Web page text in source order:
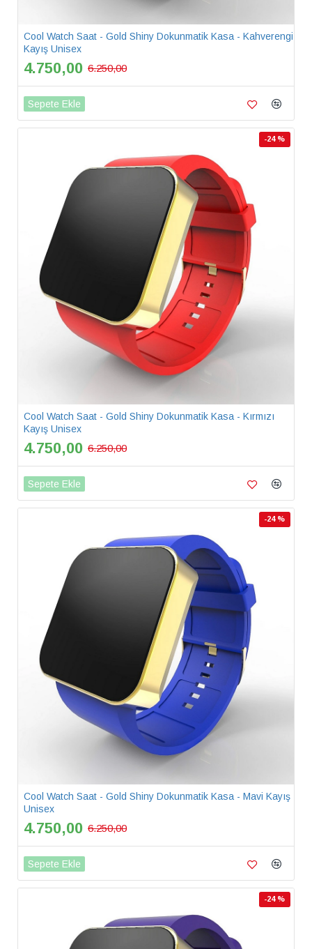
Cool Watch Saat - Gold Shiny Dokunmatik Kasa - Kahverengi
Kayış Unisex
4.750,00 6.250,00
Sepete Ekle
-24 %
Cool Watch Saat - Gold Shiny Dokunmatik Kasa - Kırmızı
Kayış Unisex
4.750,00 6.250,00
Sepete Ekle
-24 %
Cool Watch Saat - Gold Shiny Dokunmatik Kasa - Mavi Kayış
Unisex
4.750,00 6.250,00
Sepete Ekle
-24 %